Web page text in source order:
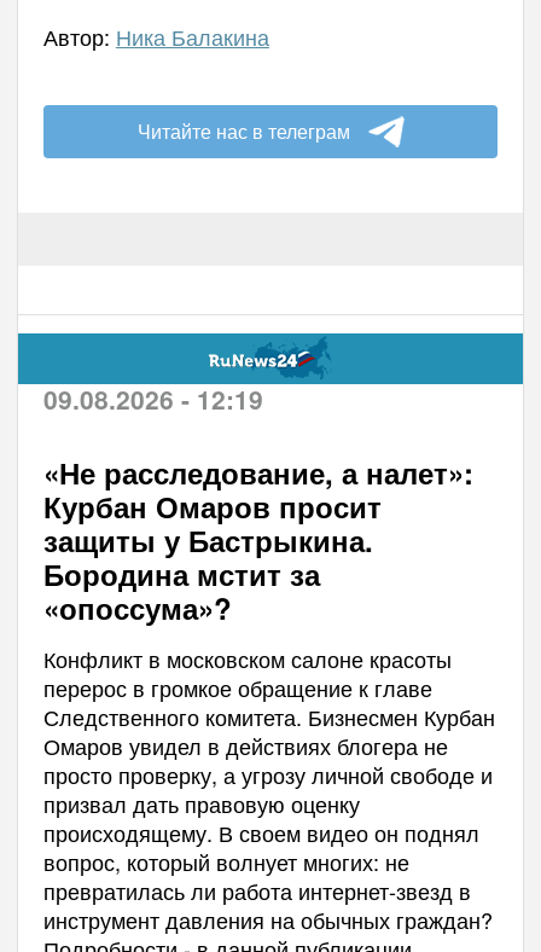
Автор: Ника Балакина
Читайте нас в телеграм
09.08.2026 - 12:19
«Не расследование, а налет»:
Курбан Омаров просит
защиты у Бастрыкина.
Бородина мстит за
«опоссума»?
Конфликт в московском салоне красоты
перерос в громкое обращение к главе
Следственного комитета. Бизнесмен Курбан
Омаров увидел в действиях блогера не
просто проверку, а угрозу личной свободе и
призвал дать правовую оценку
происходящему. В своем видео он поднял
вопрос, который волнует многих: не
превратилась ли работа интернет-звезд в
инструмент давления на обычных граждан?